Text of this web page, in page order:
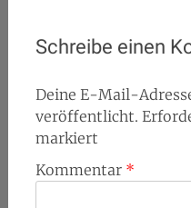
Schreibe einen
Deine E-Mail-
veröffentlicht.
markiert
Kommentar *